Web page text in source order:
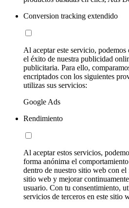
Conversion tracking extendido
Al aceptar este servicio,
el éxito de nuestra publicidad
publicitaria. Para ello,
encriptados con los siguientes
utilizas sus servicios:
Google Ads
Rendimiento
Al aceptar estos servicios,
forma anónima el
dentro de nuestro sitio web con
sitio web y mejorar
usuario. Con tu consentimiento,
servicios de terceros en este sitio